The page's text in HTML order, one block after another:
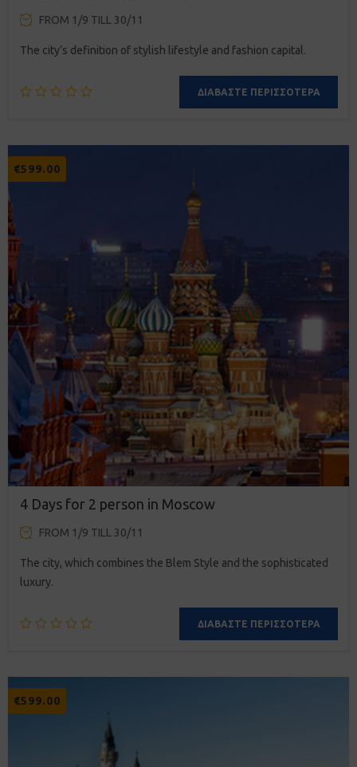
FROM 1/9 TILL 30/11
The city’s definition of stylish lifestyle and fashion capital.
ΔΙΑΒΆΣΤΕ ΠΕΡΙΣΣΌΤΕΡΑ
€599.00
4 Days for 2 person in Moscow
FROM 1/9 TILL 30/11
The city, which combines the Blem Style and the sophisticated
luxury.
ΔΙΑΒΆΣΤΕ ΠΕΡΙΣΣΌΤΕΡΑ
€599.00